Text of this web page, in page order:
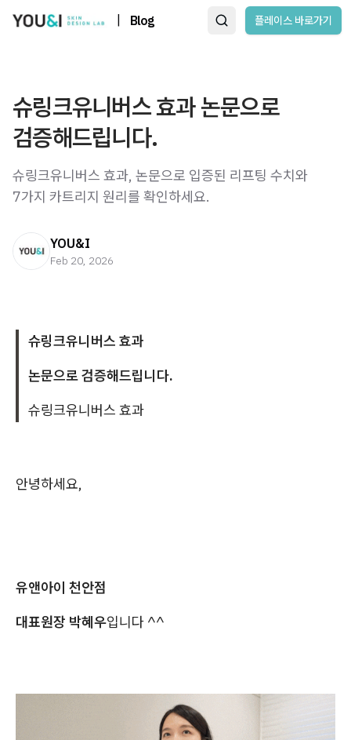
Blog 플레이스 바로가기
슈링크유니버스 효과 논문으로
검증해드립니다.
슈링크유니버스 효과, 논문으로 입증된 리프팅 수치와
7가지 카트리지 원리를 확인하세요.
YOU&I
Feb 20, 2026
슈링크유니버스 효과
논문으로 검증해드립니다.
슈링크유니버스 효과
안녕하세요,
유앤아이 천안점
대표원장 박혜우입니다 ^^